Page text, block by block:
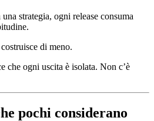
strategia, ogni release consuma
di meno.
che ogni uscita è isolata. Non c’è
pochi considerano